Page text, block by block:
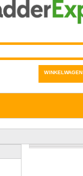
WINKELWAGEN